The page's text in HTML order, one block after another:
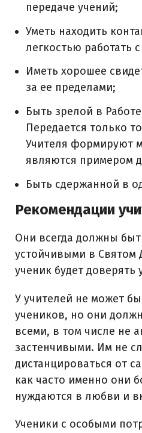
передаче учений;
Уметь находить
легкостью работать
Иметь хорошее
за ее пределами;
Быть зрелой в
Передается только
Учителя формируют
являются примером
Быть сдержанной в
Рекомендации
Они всегда должны
устойчивыми в Святом
ученик будет доверять
У учителей не может
учеников, но они
всеми, в том числе не
застенчивыми. Им не
дистанцироваться от
как часто именно они
нуждаются в любви и
Ученики с особыми